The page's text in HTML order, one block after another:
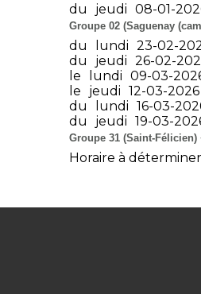
du jeudi 08-01-
Groupe 02 (Saguenay
du lundi 23-02-
du
jeudi 26-02-
le
lundi 09-03-
le
jeudi 12-03-2026
du
lundi 16-03-
du
jeudi 19-03-
Groupe 31 (Saint-Félicien)
Horaire à déterminer